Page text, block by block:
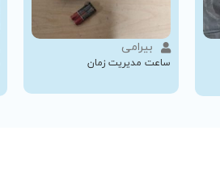
بیرامی
ساعت مدیریت زمان